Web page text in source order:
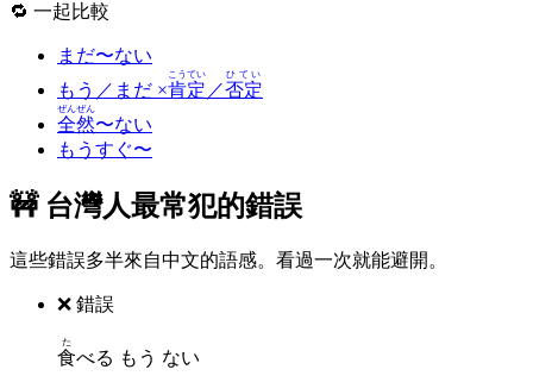
🔁 一起比較
まだ〜ない
もう／まだ ×肯定
こうてい
／否定
ひてい
全然
ぜんぜん
〜ない
もうすぐ〜
🚧 台灣人最常犯的錯誤
這些錯誤多半來自中文的語感。看過一次就能避開。
❌ 錯誤
食
た
べる もう ない